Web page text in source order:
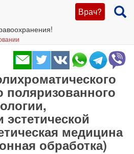
Врач?
поляризованного
эстетической
медицина
обработка)